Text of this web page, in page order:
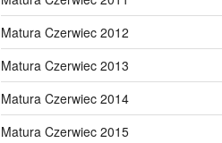
Matura Czerwiec 2012
Matura Czerwiec 2013
Matura Czerwiec 2014
Matura Czerwiec 2015